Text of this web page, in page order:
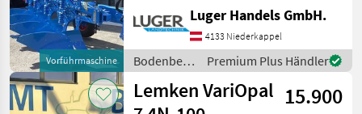
Vorführmaschine
Scheibensech, hydr.
Schnittbreitenverstellung,
Steinsicherung, Stützrad,
Vorschäler Volldrehpflug 4-
schari
Luger Handels GmbH.
4133 Niederkappel
Bodenbearbeitung
/ Lemken
Premium Plus Händler
Lemken VariOpal 15.900